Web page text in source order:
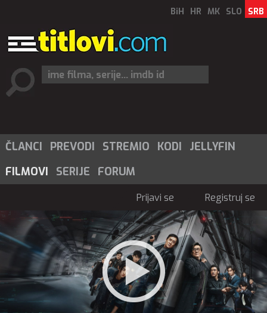
BiH HR MK SLO SRB
ČLANCI PREVODI STREMIO KODI
JELLYFIN
FILMOVI
SERIJE FORUM
Prijavi se Registruj se